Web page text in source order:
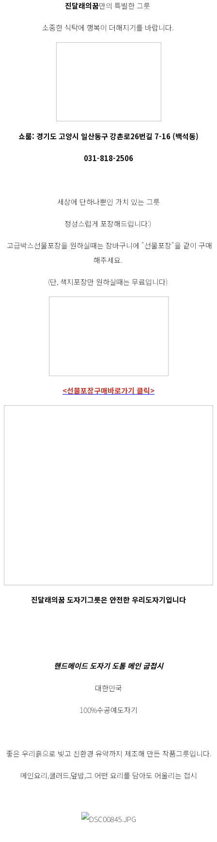
진달래의꿈만의 특별한 그릇
소중한 식탁에 행복이 더해지기를 바랍니다.
쇼룸: 경기도 고양시 일산동구 강촌로26번길 7-16 (백석동)
031-818-2506
세상에 단하나뿐인 가치 있는 그릇
정성스럽게 포장해드립니다:)
고급박스선물포장을 원하실때는 장바구니에 "선물포장"을 같이 구매
해주세요.
(단, 색지포장만 원하실때는 무료입니다)
<선물포장구매바로가기 클릭>
진달래의꿈 도자기그릇은 안전한 우리도자기입니다
핸드메이드 도자기 도톰 메인 굽접시
대한민국
100%수공예도자기
좋은 우리흙으로 빚고 친환경 유약까지 제조해 만든 작품그릇입니다.
메인요리,샐러드,덮밥,그 어떤 요리를 담아도 어울리는 접시